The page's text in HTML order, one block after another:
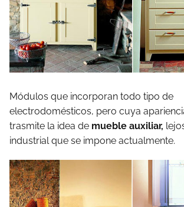
Módulos que incorporan todo tipo de
electrodomésticos, pero cuya
trasmite la idea de mueble auxiliar,
industrial que se impone actualmente.